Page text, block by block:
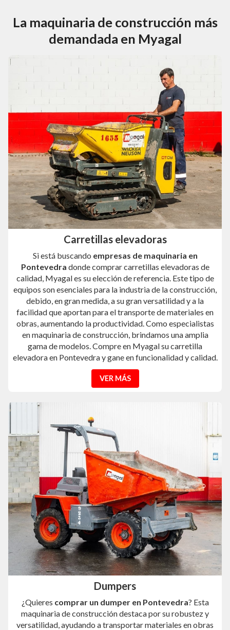
La maquinaria de construcción más
demandada en Myagal
Carretillas elevadoras
Si está buscando empresas de maquinaria en
Pontevedra donde comprar carretillas elevadoras de
calidad, Myagal es su elección de referencia. Este tipo de
equipos son esenciales para la industria de la construcción,
debido, en gran medida, a su gran versatilidad y a la
facilidad que aportan para el transporte de materiales en
obras, aumentando la productividad. Como especialistas
en maquinaria de construcción, brindamos una amplia
gama de modelos. Compre en Myagal su carretilla
elevadora en Pontevedra y gane en funcionalidad y calidad.
VER MÁS
Dumpers
¿Quieres comprar un dumper en Pontevedra? Esta
maquinaria de construcción destaca por su robustez y
versatilidad, ayudando a transportar materiales en obras